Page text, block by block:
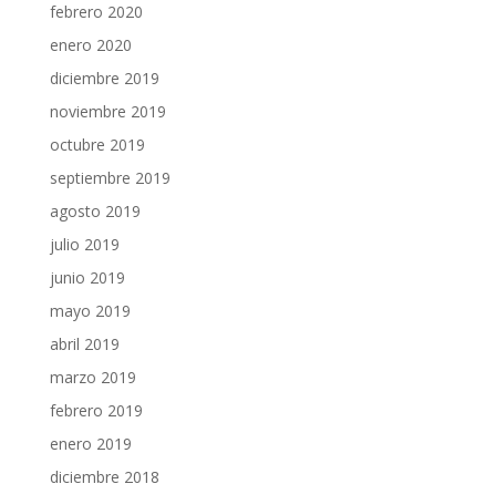
febrero 2020
enero 2020
diciembre 2019
noviembre 2019
octubre 2019
septiembre 2019
agosto 2019
julio 2019
junio 2019
mayo 2019
abril 2019
marzo 2019
febrero 2019
enero 2019
diciembre 2018